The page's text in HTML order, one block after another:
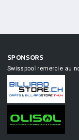
SPONSORS
Swisspool remercie au